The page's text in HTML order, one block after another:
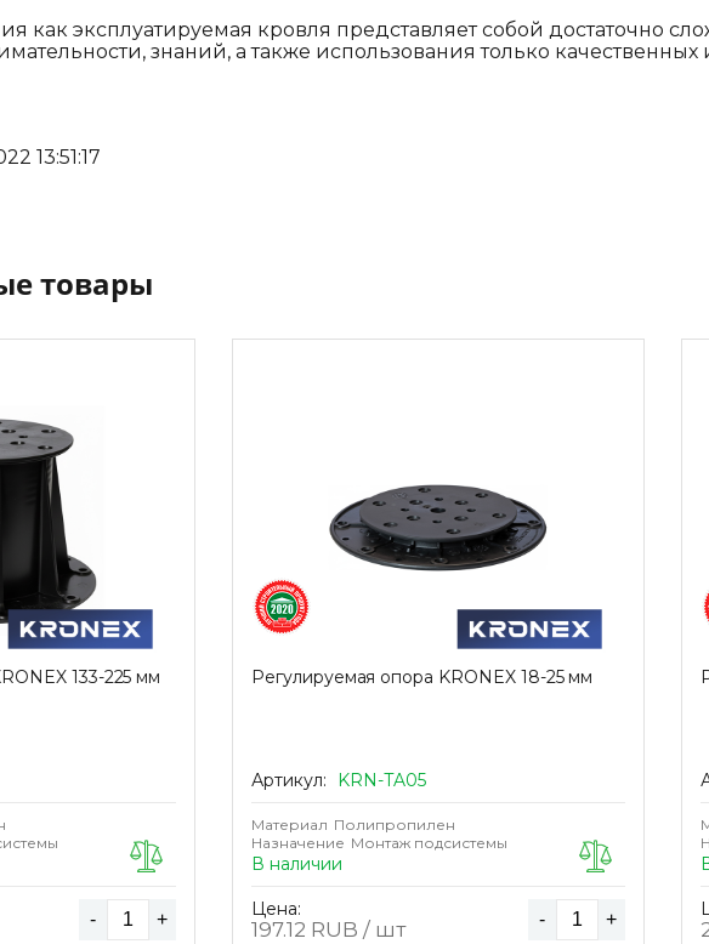
как эксплуатируемая кровля представляет собой достаточно
знаний, а также использования только
13:51:17
товары
133-225 мм
- +
Регулируемая опора KRONEX 18-25 мм
Артикул: KRN-TA05
Материал Полипропилен
Назначение Монтаж подсистемы
В наличии
Цена:
197.12 RUB / шт - +